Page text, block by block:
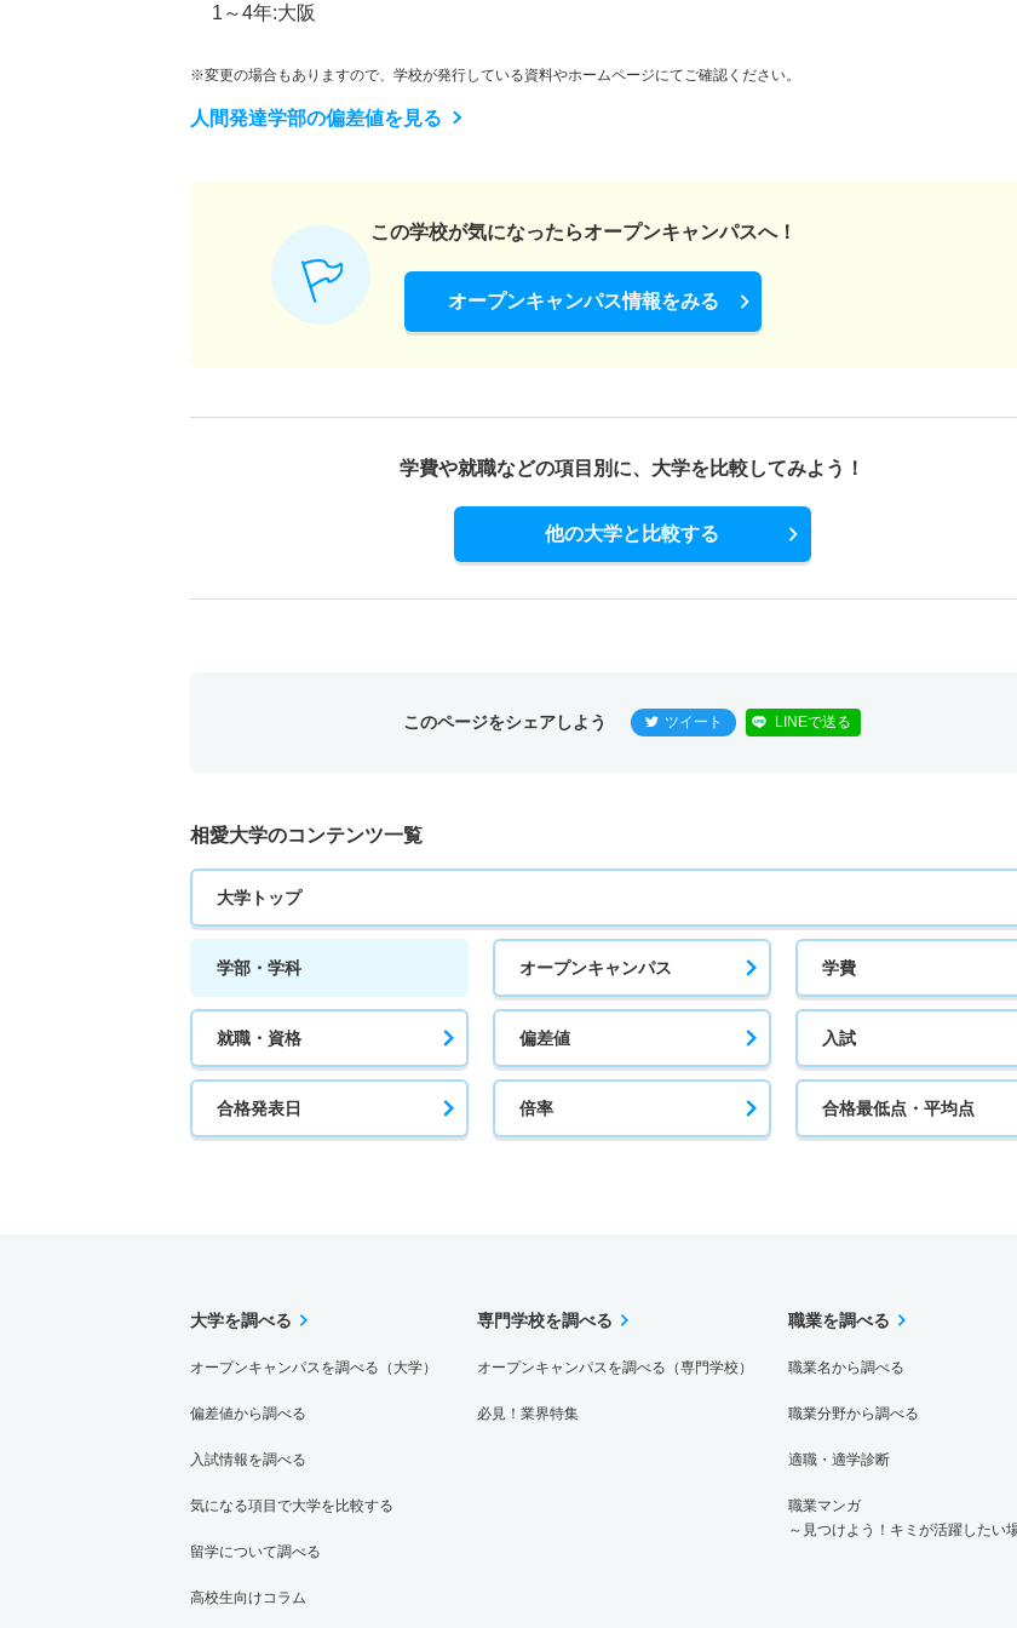
1～4年:大阪
※変更の場合もありますので、学校が発行している資料やホームページにてご確認ください。
人間発達学部の偏差値を見る
この学校が気になったらオープンキャンパスへ！
オープンキャンパス情報をみる
学費や就職などの項目別に、 大学を比較してみよう！
他の大学と比較する
このページをシェアしよう ツイート LINEで送る
相愛大学のコンテンツ一覧
大学トップ
学部・学科 オープンキャンパス 学費
就職・資格 偏差値 入試
合格発表日 倍率 合格最低点・平均点
大学を調べる
オープンキャンパスを調べる（大学）
偏差値から調べる
入試情報を調べる
気になる項目で大学を比較する
留学について調べる
高校生向けコラム
専門学校を調べる
オープンキャンパスを調べる（専門学校）
必見！業界特集
職業を調べる
職業名から調べる
職業分野から調べる
適職・適学診断
職業マンガ
～見つけよう！キミが活躍したい